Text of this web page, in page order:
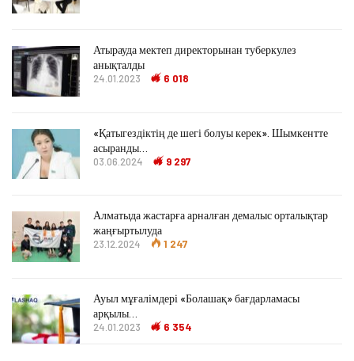
Атырауда мектеп директорынан туберкулез
анықталды
24.01.2023 6 018
«Қатыгездіктің де шегі болуы керек». Шымкентте
асыранды…
03.06.2024 9 297
Алматыда жастарға арналған демалыс орталықтар
жаңғыртылуда
23.12.2024 1 247
Ауыл мұғалімдері «Болашақ» бағдарламасы
арқылы…
24.01.2023 6 354